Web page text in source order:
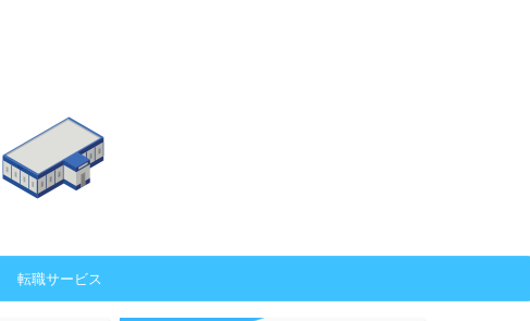
転職サービス